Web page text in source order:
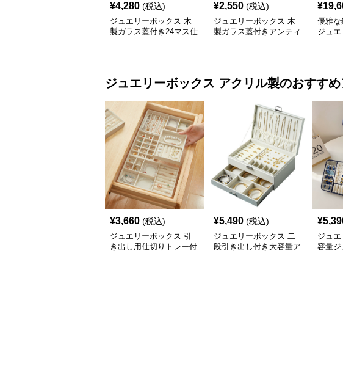
¥4,280 (税込)
ジュエリーボックス 木
製ガラス蓋付き24マス仕
¥2,550 (税込)
ジュエリーボックス 木
製ガラス蓋付きアンティ
¥
優雅な
ジュ
ジュエリーボックス アクリル製のおすす
¥3,660 (税込)
ジュエリーボックス 引
き出し用仕切りトレー付
¥5,490 (税込)
ジュエリーボックス 二
段引き出し付き大容量ア
¥
ジュ
容量ジ